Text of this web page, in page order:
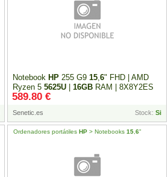
Notebook HP 255 G915,6" FHD | AMD
Ryzen 55625U |16GB RAM | 8X8Y2ES
Senetic.es Stock: Si
589.80 €
Ordenadores portátilesHP > Notebooks15 ,6"